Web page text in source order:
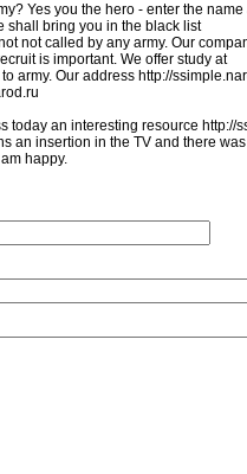
Yes you the hero - enter the
shall bring you in the black list
not called by any army. Our
is important. We offer study at
army. Our address http://
today an interesting resource http://
an insertion in the TV and there was
happy.